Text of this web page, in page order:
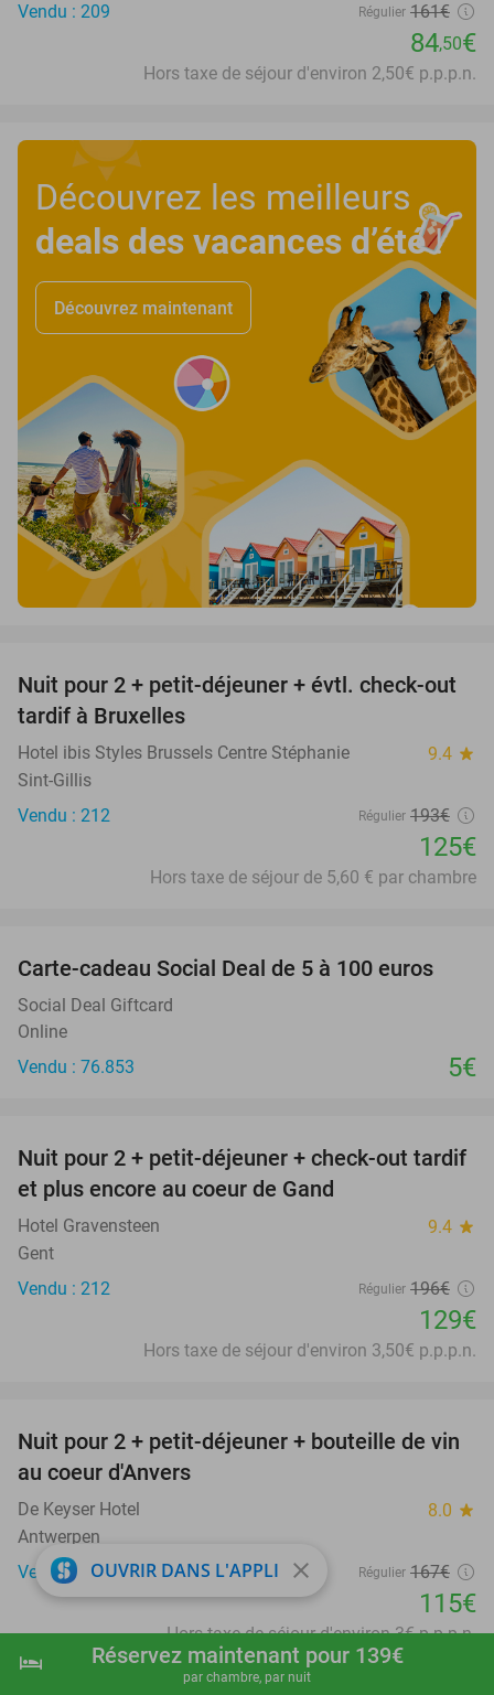
shopping_cart Réserver maintenant
hotel Réservez maintenant pour 139€
par chambre, par nuit
Vendu : 209
Régulier 161€
84,50€
Hors taxe de séjour d'environ 2,50€ p.p.p.n.
Découvrez les meilleurs
deals des vacances d’été!
Découvrez maintenant
35%
Nuit pour 2 + petit-déjeuner + évtl. check-out
tardif à Bruxelles
Hotel ibis Styles Brussels Centre Stéphanie 9.4 star
Sint-Gillis
Vendu : 212
Régulier 193€
125€
Hors taxe de séjour de 5,60 € par chambre
Carte-cadeau Social Deal de 5 à 100 euros
Social Deal Giftcard
Online
Vendu : 76.853
5€
34%
Nuit pour 2 + petit-déjeuner + check-out tardif
et plus encore au coeur de Gand
Hotel Gravensteen 9.4 star
Gent
Vendu : 212
Régulier 196€
129€
Hors taxe de séjour d'environ 3,50€ p.p.p.n.
31%
Nuit pour 2 + petit-déjeuner + bouteille de vin
au coeur d'Anvers
De Keyser Hotel 8.0 star
Antwerpen
Vendu : 2.736
Régulier 167€
115€
Hors taxe de séjour d'environ 3€ p.p.p.n.
OUVRIR DANS L'APPLI close